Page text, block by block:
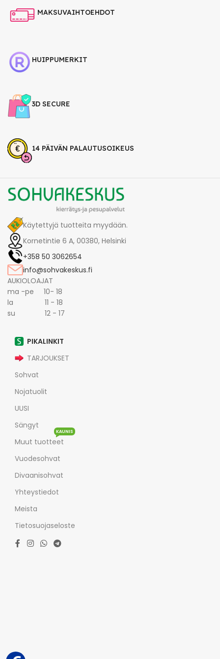
MAKSUVAIHTOEHDOT
HUIPPUMERKIT
3D SECURE
14 PÄIVÄN PALAUTUSOIKEUS
Käytettyjä tuotteita myydään.
Kornetintie 6 A, 00380, Helsinki
+358 50 3062654
info@sohvakeskus.fi
AUKIOLOAJAT
ma -pe 10- 18
la 11 - 18
su 12 - 17
PIKALINKIT
TARJOUKSET
Sohvat
Nojatuolit
UUSI
Sängyt
Muut tuotteet
KAUNIS
Vuodesohvat
Divaanisohvat
Yhteystiedot
Meista
Tietosuojaseloste